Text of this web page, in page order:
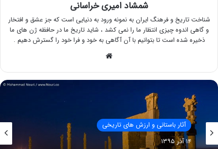
شمشاد امیری خراسانی
شناخت تاریخ و فرهنگ ایران به نمونه ورود به دنیایی است که جز عشق و افتخار
و گاهی اندوه چیزی انتظار ما را نمی کشد ، شاید تاریخ ما در حافظه ژن های ما
ذخیره شده است تا بتوانیم با آن آگاهی به خود و فرا خود را گسترش دهیم .
آثار باستانی و ارزش های تاریخی
۱۴ آذر ۱۳۹۵